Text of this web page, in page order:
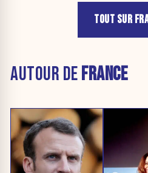
TOUT SUR
AUTOUR DEFRANCE